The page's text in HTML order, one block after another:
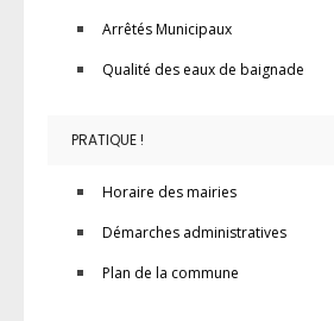
Arrêtés Municipaux
Qualité des eaux de baignade
PRATIQUE !
Horaire des mairies
Démarches administratives
Plan de la commune